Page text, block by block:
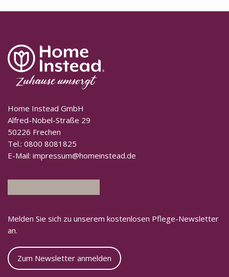
Home Instead GmbH
Alfred-Nobel-Straße 29
50226 Frechen
Tel.: 0800 8081825
E-Mail: impressum@homeinstead.de
Melden Sie sich zu unserem kostenlosen Pflege-Newsletter
an.
Zum Newsletter anmelden